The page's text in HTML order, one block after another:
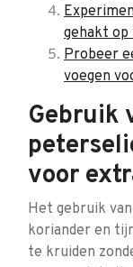
gehakt
Probeer
voegen
Gebruik
voor
Het gebruik
koriander en
te kruiden